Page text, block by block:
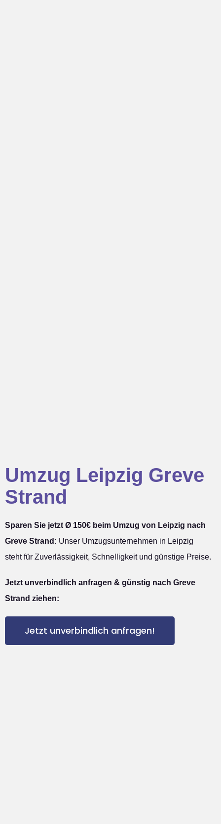
Umzug Leipzig Greve
Strand
Sparen Sie jetzt Ø 150€ beim Umzug von Leipzig nach
Greve Strand: Unser Umzugsunternehmen in Leipzig
steht für Zuverlässigkeit, Schnelligkeit und günstige Preise.
Jetzt unverbindlich anfragen & günstig nach Greve
Strand ziehen:
Jetzt unverbindlich anfragen!